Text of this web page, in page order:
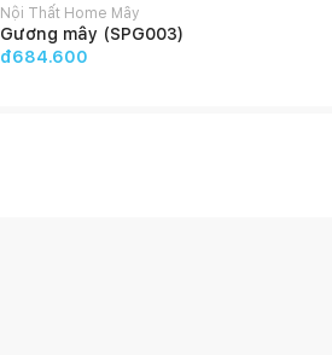
Nội Thất Home Mây
Gương mây (SPG003)
đ684.600